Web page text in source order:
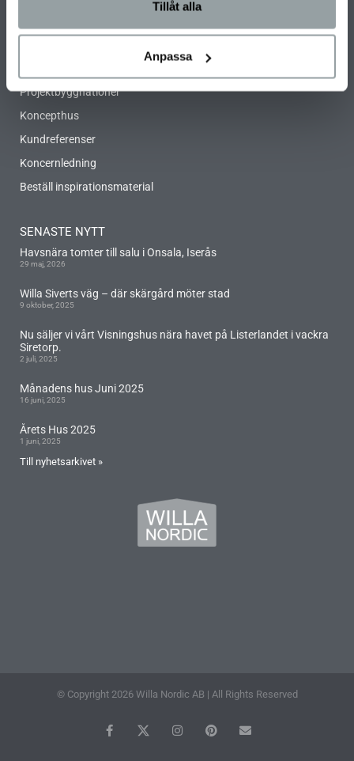
Tillåt alla
Anpassa
SENASTE NYTT
Havsnära tomter till salu i Onsala, Iserås
29 maj, 2026
Willa Siverts väg – där skärgård möter stad
9 oktober, 2025
Nu säljer vi vårt Visningshus nära havet på Listerlandet i vackra
Siretorp.
2 juli, 2025
Månadens hus Juni 2025
16 juni, 2025
Årets Hus 2025
1 juni, 2025
Till nyhetsarkivet »
Projektbyggnationer
Koncepthus
Kundreferenser
Koncernledning
Beställ inspirationsmaterial
© Copyright 2026 Willa Nordic AB | All Rights Reserved